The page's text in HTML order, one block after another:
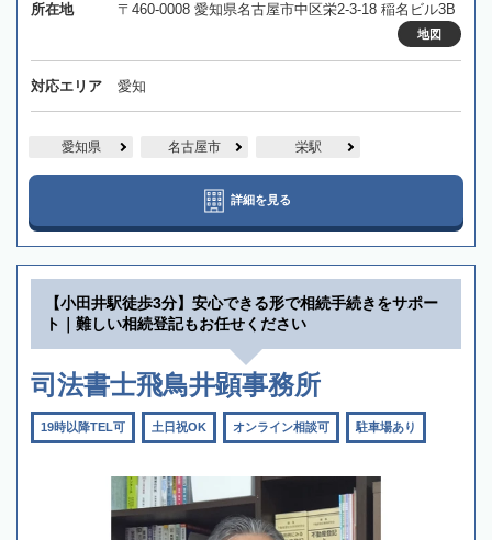
所在地 〒460-0008 愛知県名古屋市中区栄2-3-18 稲名ビル3B
地図
対応エリア 愛知
愛知県 名古屋市 栄駅
詳細を見る
【小田井駅徒歩3分】安心できる形で相続手続きをサポー
ト｜難しい相続登記もお任せください
司法書士飛鳥井顕事務所
19時以降TEL可 土日祝OK オンライン相談可 駐車場あり